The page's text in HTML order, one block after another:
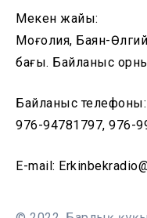
Мекен жайы:
Моңғолия, Баян-
бағы. Байланыс
Байланыс телефоны:
976-94781797, 976-
E-mail: